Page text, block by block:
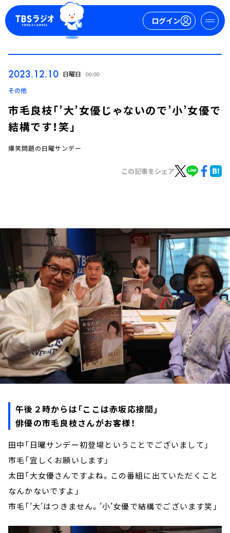
ログイン
お知らせ
イベント・グッズ
YouTube
会社情報
2023.12.10 日曜日 00:00
その他
市毛良枝「’大’女優じゃないので’小’女優で
結構です！笑」
爆笑問題の日曜サンデー
この記事をシェア
午後２時からは「ここは赤坂応接間」
俳優の市毛良枝さんがお客様！
田中「日曜サンデー初登場ということでございまして」
市毛「宜しくお願いします」
太田「大女優さんですよね。この番組に出ていただくこと
なんかないですよ」
市毛「’大’はつきません。’小’女優で結構でございます笑」